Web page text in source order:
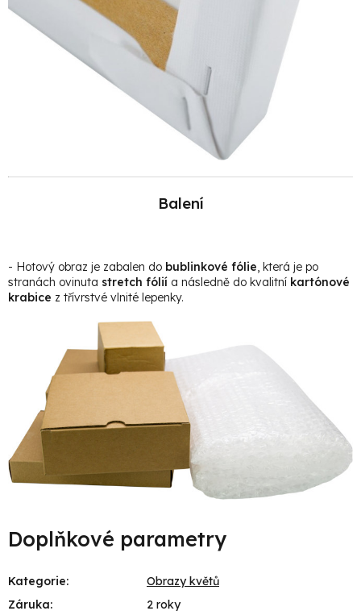
Balení
- Hotový obraz je zabalen do bublinkové fólie , která je po
stranách ovinuta stretch fólií a následně do kvalitní kartónové
krabice z třívrstvé vlnité lepenky.
Doplňkové parametry
Kategorie:
Obrazy květů
Záruka:
2 roky